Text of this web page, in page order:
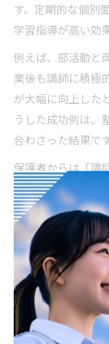
す。定期的な個別
学習指導が高い効
例えば、部活動と
業後も講師に積極
が大幅に向上した
うした成功例は、
合わさった結果です
保護者からは「講
なアドバイスをく
も見られます。合
の活用法を考える
高校入試日程に
福井県の高校入試
計画は、合格への
での残り期間を逆